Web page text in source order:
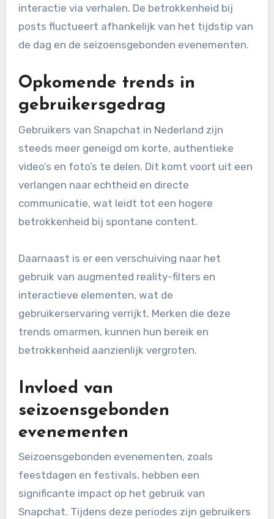
interactie via verhalen. De betrokkenheid bij
posts fluctueert afhankelijk van het tijdstip van
de dag en de seizoensgebonden evenementen.
Opkomende trends in
gebruikersgedrag
Gebruikers van Snapchat in Nederland zijn
steeds meer geneigd om korte, authentieke
video’s en foto’s te delen. Dit komt voort uit een
verlangen naar echtheid en directe
communicatie, wat leidt tot een hogere
betrokkenheid bij spontane content.
Daarnaast is er een verschuiving naar het
gebruik van augmented reality-filters en
interactieve elementen, wat de
gebruikerservaring verrijkt. Merken die deze
trends omarmen, kunnen hun bereik en
betrokkenheid aanzienlijk vergroten.
Invloed van
seizoensgebonden
evenementen
Seizoensgebonden evenementen, zoals
feestdagen en festivals, hebben een
significante impact op het gebruik van
Snapchat. Tijdens deze periodes zijn gebruikers